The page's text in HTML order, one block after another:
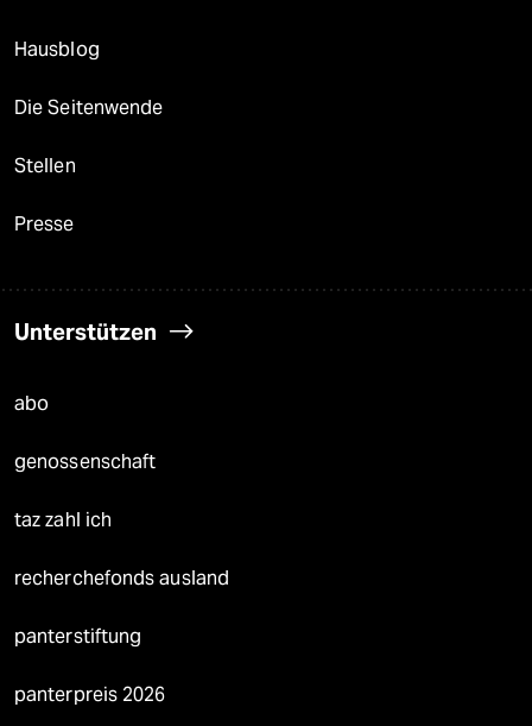
Hausblog
Die Seitenwende
Stellen
Presse
Unterstützen
abo
genossenschaft
taz zahl ich
recherchefonds ausland
panterstiftung
panterpreis 2026